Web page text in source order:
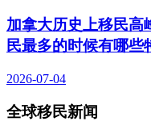
加拿大历史上移民高
民最多的时候有哪些
2026-07-04
全球移民新闻